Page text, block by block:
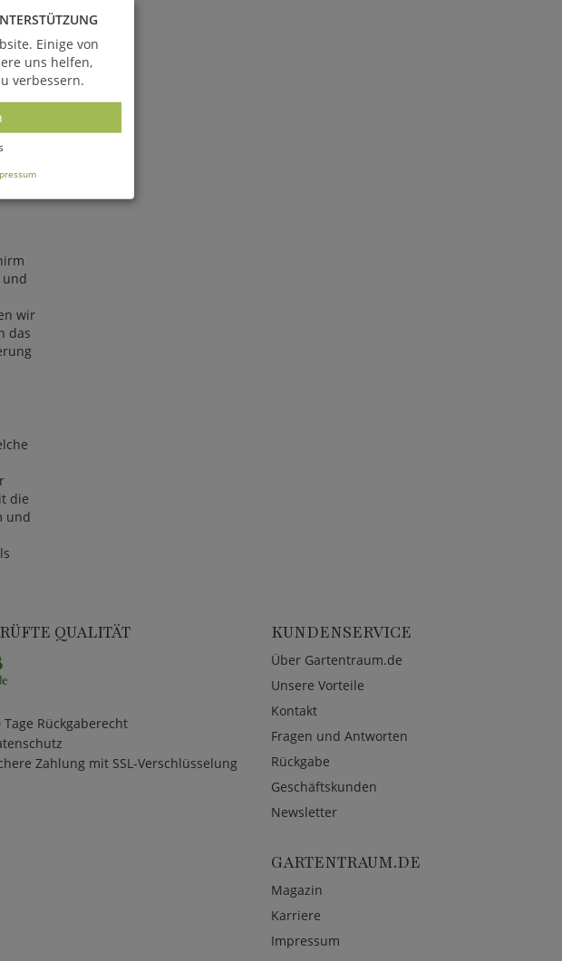
und
wir
das
die
und
QUALITÄT
Tage Rückgaberecht
Zahlung mit SSL-Verschlüsselung
KUNDENSERVICE
Über Gartentraum.de
Unsere Vorteile
Kontakt
Fragen und Antworten
Rückgabe
Geschäftskunden
Newsletter
GARTENTRAUM.DE
Magazin
Karriere
Impressum
Einige von
uns helfen,
verbessern.